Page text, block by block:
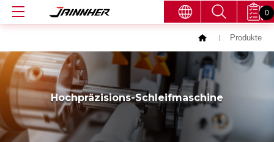
0
Produkte
Hochpräzisions-Schleifmaschine